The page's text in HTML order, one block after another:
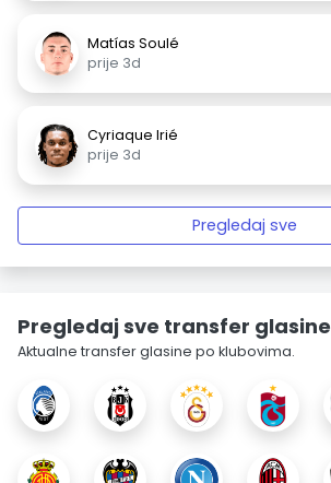
Matías Soulé
prije 3d
Cyriaque Irié
prije 3d
Pregledaj sve
Pregledaj sve transfer glasine
Aktualne transfer glasine po klubovima.